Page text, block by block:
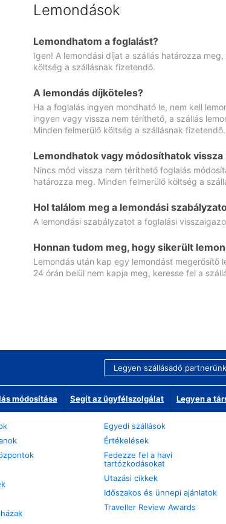
Lemondások
Lemondhatom a foglalást?
Igen! A lemondási díjat a szállás határozza
költség a szállásnak fizetendő.
A lemondás díjköteles?
Ha a foglalás ingyen mondható le, nem kell
ingyen vagy vissza nem téríthető, a szállás
Minden felmerülő költség a szállásnak fizetendő.
Lemondhatok vagy módosíthatok
Nincs mód vissza nem téríthető foglalás
határozza meg. Minden felmerülő költség a
Hol találom meg a lemondási
A lemondási szabályzatot a foglalási
Honnan tudom meg, hogy sikerült
Lemondás után kap egy lemondást megerősítő
24 órán belül nem kapja meg, keresse fel a
Legyen szállásadó partnerünk
módosítása Segít az ügyfélszolgálat Legyen a
Egyedi szállások
Értékelések
Fedezze fel a havi
tartózkodásokat
Utazási cikkek
Időszakos és ünnepi ajánlatok
Traveller Review Awards